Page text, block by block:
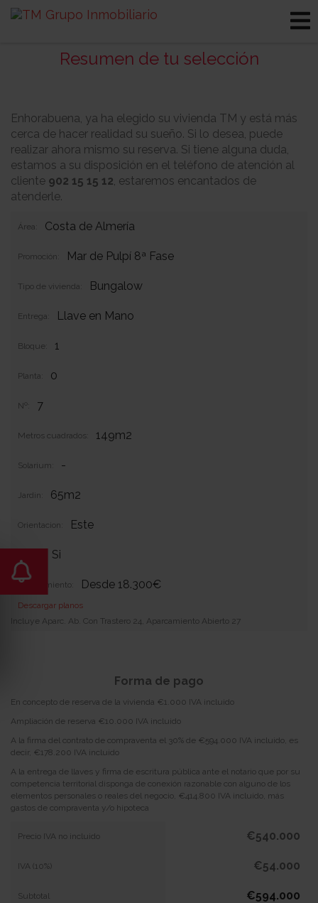
Resumen de tu selección
Enhorabuena, ya ha elegido su vivienda TM y está más
cerca de hacer realidad su sueño. Si lo desea, puede
realizar ahora mismo su reserva. Si tiene alguna duda,
estamos a su disposición en el teléfono de atención al
cliente 902 15 15 12, estaremos encantados de
atenderle.
Área: Costa de Almería
Promoción: Mar de Pulpí 8ª Fase
Tipo de vivienda: Bungalow
Entrega: Llave en Mano
Bloque: 1
Planta: 0
Nº: 7
Metros cuadrados: 149m2
Solarium: -
Jardin: 65m2
Orientacion: Este
Si
Equipamiento: Desde 18.300€
Descargar planos
Incluye Aparc. Ab. Con Trastero 24, Aparcamiento Abierto 27
Forma de pago
En concepto de reserva de la vivienda €1.000 IVA incluido
Ampliación de reserva €10.000 IVA incluido
A la firma del contrato de compraventa el 30% de €594.000 IVA incluido, es
decir, €178.200 IVA incluido
A la entrega de llaves y firma de escritura pública ante el notario que por su
competencia territorial disponga de conexión razonable con alguno de los
elementos personales o reales del negocio, €414.800 IVA incluido, más
gastos de compraventa y/o hipoteca
Precio IVA no incluido €540.000
IVA (10%) €54.000
Subtotal €594.000